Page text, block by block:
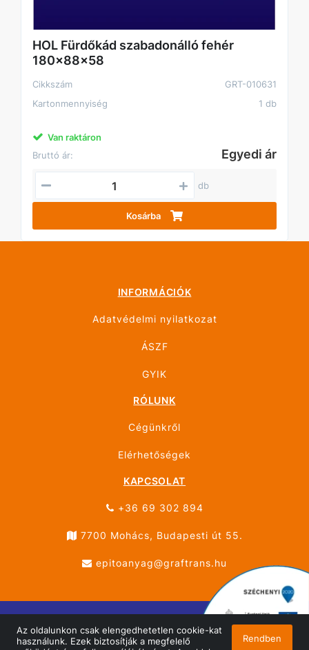
Az oldalunkon csak elengedhetetlen cookie-kat
használunk. Ezek biztosítják a megfelelő
Rendben
HOL Fürdőkád szabadonálló fehér
180x88x58
Cikkszám
GRT-010631
Kartonmennyiség
1 db
Van raktáron
Bruttó ár:
Egyedi ár
db
Kosárba
INFORMÁCIÓK
Adatvédelmi nyilatkozat
ÁSZF
GYIK
RÓLUNK
Cégünkről
Elérhetőségek
KAPCSOLAT
+36 69 302 894
7700 Mohács, Budapesti út 55.
epitoanyag@graftrans.hu
© ÚJHÁZ GRÁF TRANS MOHÁCS 2026 Minden jog